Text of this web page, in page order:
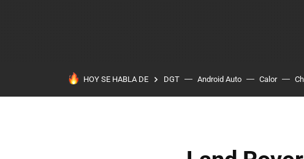
HOY SE HABLA DE DGT Android Auto Calor